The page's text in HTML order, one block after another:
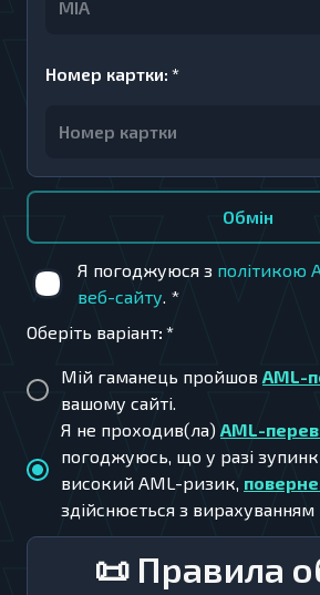
📜 Правила
Я погоджуюся з політикою
веб-сайту. *
Оберіть варіант: *
Мій гаманець пройшов AML-
вашому сайті.
Я не проходив(ла) AML-
погоджуюсь, що у разі
високий AML-ризик,
здійснюється з вирахуванням
Обмiн
Номер картки: *